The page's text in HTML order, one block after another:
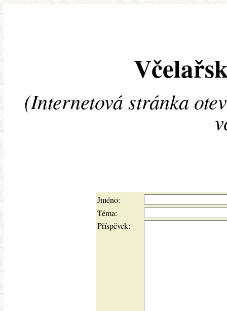
(Internetová stránka
Jméno:
Téma:
Příspěvek: